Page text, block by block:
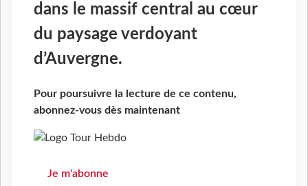
dans le massif central au cœur
du paysage verdoyant
d’Auvergne.
Pour poursuivre la lecture de ce contenu,
abonnez-vous dès maintenant
Je m'abonne